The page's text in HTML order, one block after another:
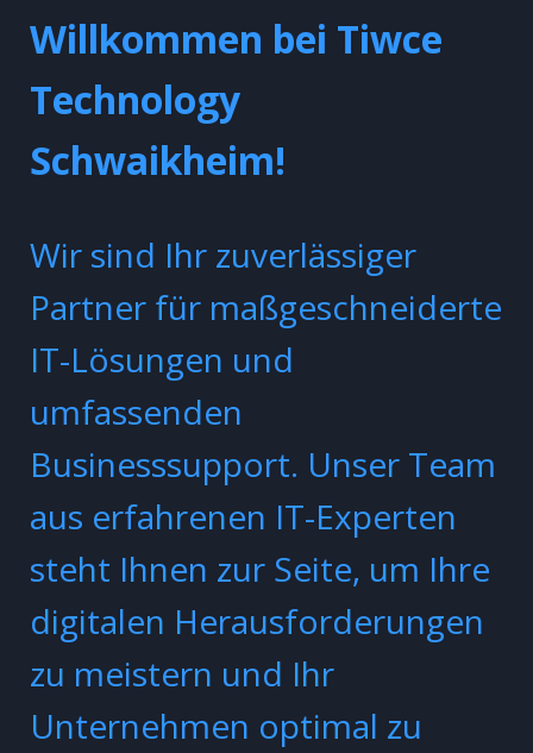
Willkommen bei Tiwce
Technology
Schwaikheim!
Wir sind Ihr zuverlässiger
Partner für maßgeschneiderte
IT-Lösungen und
umfassenden
Businesssupport. Unser Team
aus erfahrenen IT-Experten
steht Ihnen zur Seite, um Ihre
digitalen Herausforderungen
zu meistern und Ihr
Unternehmen optimal zu